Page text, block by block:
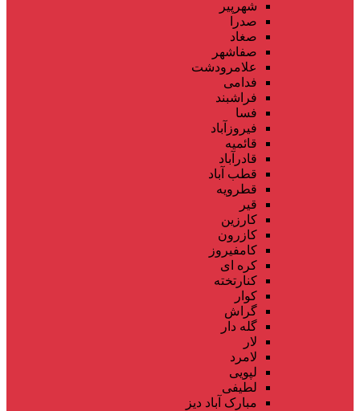
شهرپیر
صدرا
صغاد
صفاشهر
علامرودشت
فدامی
فراشبند
فسا
فیروزآباد
قائمیه
قادرآباد
قطب آباد
قطرویه
قیر
کارزین
کازرون
کامفیروز
کره ای
کنارتخته
کوار
گراش
گله دار
لار
لامرد
لپویی
لطیفی
مبارک آباد دیز